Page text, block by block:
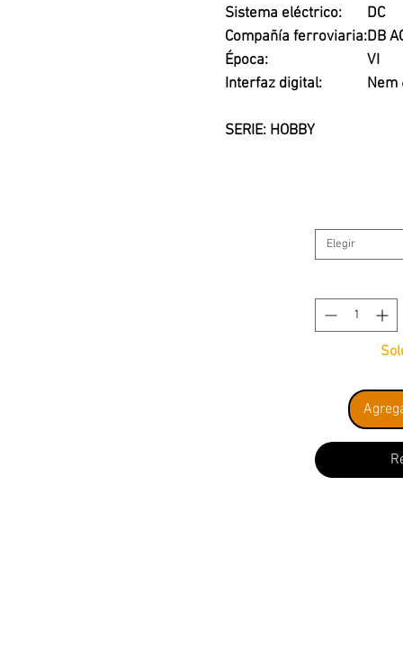
Sistema eléctrico:
DC
Compañía ferroviaria:DB
Época:
VI
Interfaz digital:
Nem
SERIE: HOBBY
Elegir